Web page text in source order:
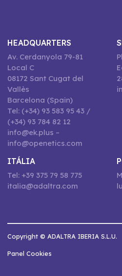
HEADQUARTERS
Av. Cerdanyola 79-81
Local C
08172 Sant Cugat del
Vallès
Barcelona (Spain)
Tel: (+34) 93 583 95 43 /
(+34) 93 784 82 12
info@ek.plus –
info@openetics.com
ITÁLIA
Tel: +39 375 79 58 775
italia@adaltra.com
Copyright © ADALTRA IBERIA S.L.U.
Panel Cookies